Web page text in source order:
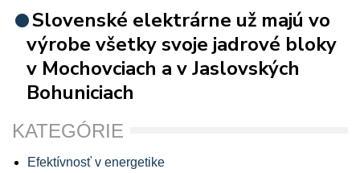
Slovenské elektrárne už majú vo
výrobe všetky svoje jadrové bloky
v Mochovciach a v Jaslovských
Bohuniciach
KATEGÓRIE
Efektívnosť v energetike